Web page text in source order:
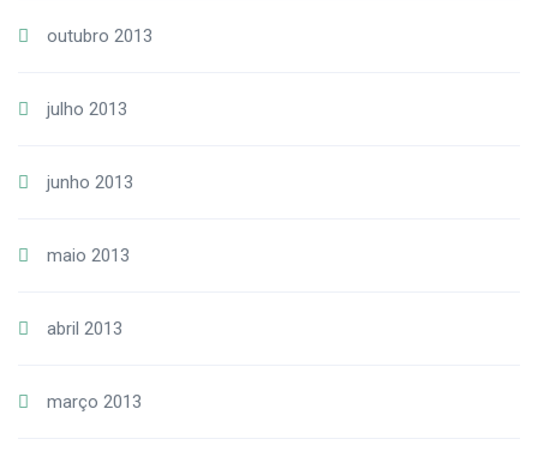
outubro 2013
julho 2013
junho 2013
maio 2013
abril 2013
março 2013